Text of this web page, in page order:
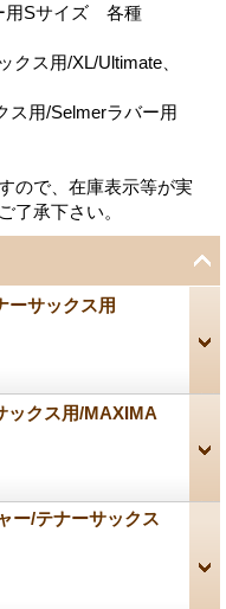
用Sサイズ 各種
クス用/XL/Ultimate、
ス用/Selmerラバー用
ので、在庫表示等が実
了承下さい。
ーサックス用
ックス用/MAXIMA
ー/テナーサックス